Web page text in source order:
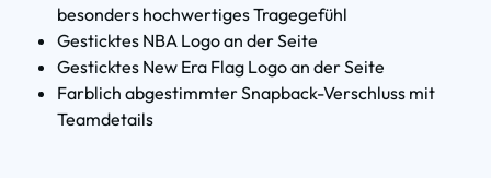
besonders hochwertiges Tragegefühl
Gesticktes NBA Logo an der Seite
Gesticktes New Era Flag Logo an der Seite
Farblich abgestimmter Snapback-Verschluss mit
Teamdetails